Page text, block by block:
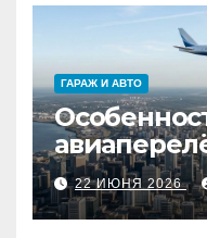
ГАРАЖ И АВТО
страны и
регионом
22 ИЮНЯ 2026